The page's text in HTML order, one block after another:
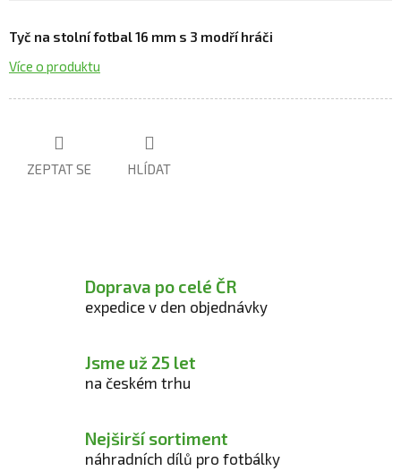
Tyč na stolní fotbal 16 mm s 3 modří hráči
Více o produktu
ZEPTAT SE HLÍDAT
Doprava po celé ČR
expedice v den objednávky
Jsme už 25 let
na českém trhu
Nejširší sortiment
náhradních dílů pro fotbálky